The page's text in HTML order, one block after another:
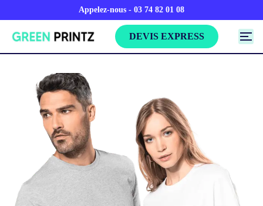
Appelez-nous - 03 74 82 01 08
DEVIS EXPRESS